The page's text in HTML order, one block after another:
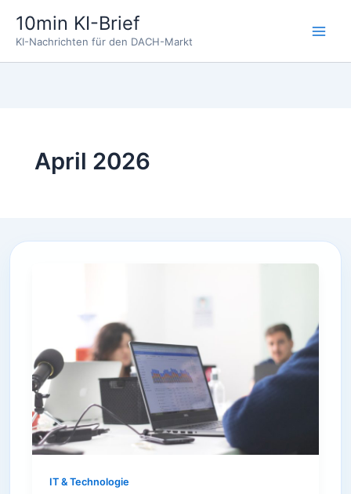
Inhalt
springen
10min KI-Brief
KI-Nachrichten für den DACH-Markt
April 2026
IT & Technologie